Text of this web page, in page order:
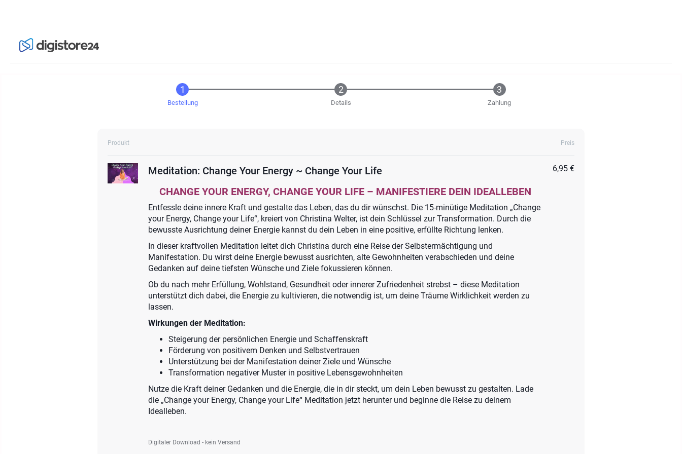
Bestellung Details Zahlung
Produkt Preis
Meditation: Change Your Energy ~ Change Your Life
CHANGE YOUR ENERGY, CHANGE YOUR LIFE – MANIFESTIERE DEIN IDEALLEBEN
Entfessle deine innere Kraft und gestalte das Leben, das du dir wünschst. Die 15-minütige Meditation „Change
your Energy, Change your Life“, kreiert von Christina Welter, ist dein Schlüssel zur Transformation. Durch die
bewusste Ausrichtung deiner Energie kannst du dein Leben in eine positive, erfüllte Richtung lenken.
In dieser kraftvollen Meditation leitet dich Christina durch eine Reise der Selbstermächtigung und
Manifestation. Du wirst deine Energie bewusst ausrichten, alte Gewohnheiten verabschieden und deine
Gedanken auf deine tiefsten Wünsche und Ziele fokussieren können.
Ob du nach mehr Erfüllung, Wohlstand, Gesundheit oder innerer Zufriedenheit strebst – diese Meditation
unterstützt dich dabei, die Energie zu kultivieren, die notwendig ist, um deine Träume Wirklichkeit werden zu
lassen.
Wirkungen der Meditation:
Steigerung der persönlichen Energie und Schaffenskraft
Förderung von positivem Denken und Selbstvertrauen
Unterstützung bei der Manifestation deiner Ziele und Wünsche
Transformation negativer Muster in positive Lebensgewohnheiten
Nutze die Kraft deiner Gedanken und die Energie, die in dir steckt, um dein Leben bewusst zu gestalten. Lade
die „Change your Energy, Change your Life“ Meditation jetzt herunter und beginne die Reise zu deinem
Idealleben.
Digitaler Download - kein Versand
6,95 €